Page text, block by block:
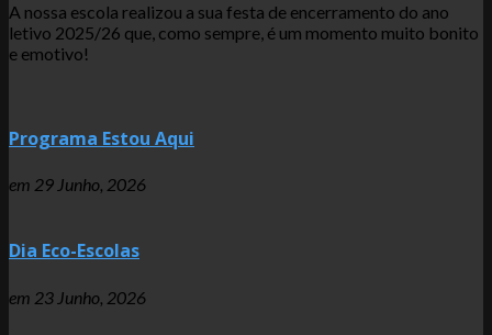
A nossa escola realizou a sua festa de encerramento do ano
letivo 2025/26 que, como sempre, é um momento muito bonito
e emotivo!
Programa Estou Aqui
em 29 Junho, 2026
Dia Eco-Escolas
em 23 Junho, 2026